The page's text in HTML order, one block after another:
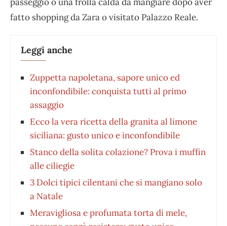
fatto shopping da Zara o visitato Palazzo Reale.
Leggi anche
Zuppetta napoletana, sapore unico ed
inconfondibile: conquista tutti al primo
assaggio
Ecco la vera ricetta della granita al limone
siciliana: gusto unico e inconfondibile
Stanco della solita colazione? Prova i muffin
alle ciliegie
3 Dolci tipici cilentani che si mangiano solo
a Natale
Meravigliosa e profumata torta di mele,